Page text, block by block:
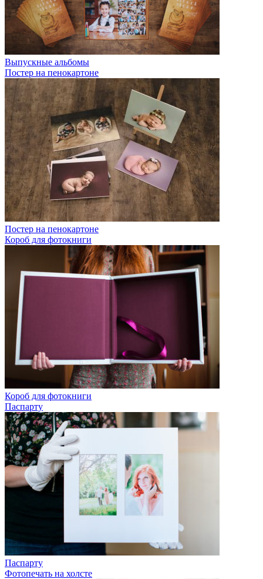
Выпускные альбомы
Постер на пенокартоне
Постер на пенокартоне
Короб для фотокниги
Короб для фотокниги
Паспарту
Паспарту
Фотопечать на холсте